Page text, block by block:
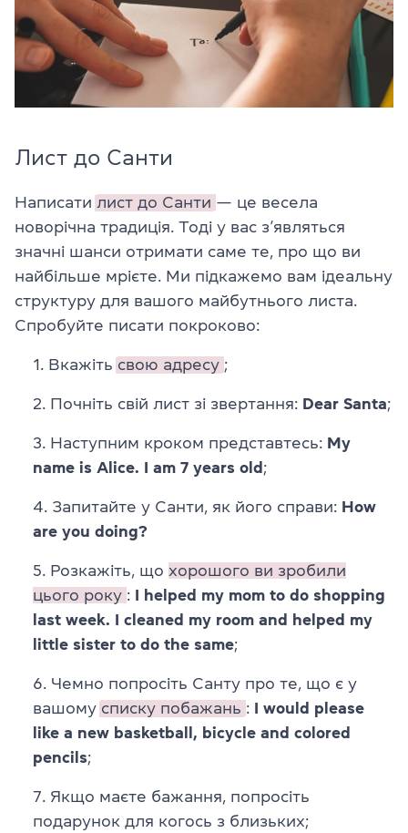
Лист до Санти
Написати лист до Санти — це весела
новорічна традиція. Тоді у вас з’являться
значні шанси отримати саме те, про що ви
найбільше мрієте. Ми підкажемо вам ідеальну
структуру для вашого майбутнього листа.
Спробуйте писати покроково:
Вкажіть свою адресу ;
Почніть свій лист зі звертання: Dear Santa;
Наступним кроком представтесь: My
name is Alice. I am 7 years old ;
Запитайте у Санти, як його справи: How
are you doing?
Розкажіть, що хорошого ви зробили
цього року : I helped my mom to do shopping
last week. I cleaned my room and helped my
little sister to do the same;
Чемно попросіть Санту про те, що є у
вашому списку побажань : I would please
like a new basketball, bicycle and colored
pencils;
Якщо маєте бажання, попросіть
подарунок для когось з близьких;